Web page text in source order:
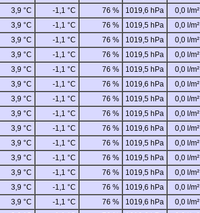
3,9 °C -1,1 °C 76 % 1019,6 hPa 0,0 l/m²
3,9 °C -1,1 °C 76 % 1019,5 hPa 0,0 l/m²
3,9 °C -1,1 °C 76 % 1019,5 hPa 0,0 l/m²
3,9 °C -1,1 °C 76 % 1019,5 hPa 0,0 l/m²
3,9 °C -1,1 °C 76 % 1019,5 hPa 0,0 l/m²
3,9 °C -1,1 °C 76 % 1019,6 hPa 0,0 l/m²
3,9 °C -1,1 °C 76 % 1019,5 hPa 0,0 l/m²
3,9 °C -1,1 °C 76 % 1019,5 hPa 0,0 l/m²
3,9 °C -1,1 °C 76 % 1019,6 hPa 0,0 l/m²
3,9 °C -1,1 °C 76 % 1019,5 hPa 0,0 l/m²
3,9 °C -1,1 °C 76 % 1019,5 hPa 0,0 l/m²
3,9 °C -1,1 °C 76 % 1019,5 hPa 0,0 l/m²
3,9 °C -1,1 °C 76 % 1019,6 hPa 0,0 l/m²
3,9 °C -1,1 °C 76 % 1019,6 hPa 0,0 l/m²